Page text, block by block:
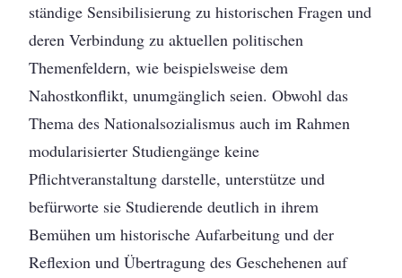
ständige Sensibilisierung zu historischen Fragen und
deren Verbindung zu aktuellen politischen
Themenfeldern, wie beispielsweise dem
Nahostkonflikt, unumgänglich seien. Obwohl das
Thema des Nationalsozialismus auch im Rahmen
modularisierter Studiengänge keine
Pflichtveranstaltung darstelle, unterstütze und
befürworte sie Studierende deutlich in ihrem
Bemühen um historische Aufarbeitung und der
Reflexion und Übertragung des Geschehenen auf